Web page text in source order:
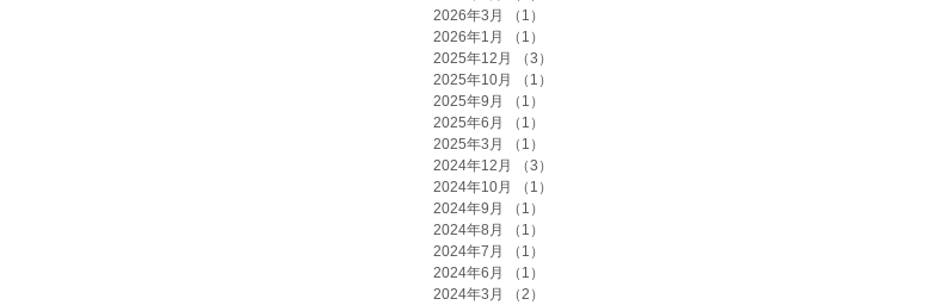
2026年3月
（1）
2026年1月
（1）
2025年12月
（3）
2025年10月
（1）
2025年9月
（1）
2025年6月
（1）
2025年3月
（1）
2024年12月
（3）
2024年10月
（1）
2024年9月
（1）
2024年8月
（1）
2024年7月
（1）
2024年6月
（1）
2024年3月
（2）